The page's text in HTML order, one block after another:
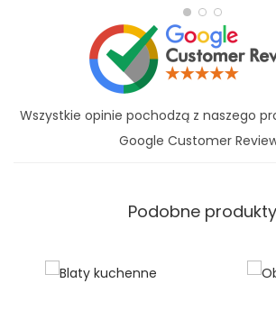
Wszystkie opinie pochodzą z naszego
Google Customer
Podobne produkty